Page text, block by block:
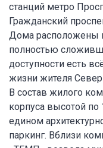
станций метро
Гражданский
Дома расположены
полностью
доступности есть
жизни жителя
В состав жилого
корпуса высотой
едином
паркинг. Вблизи